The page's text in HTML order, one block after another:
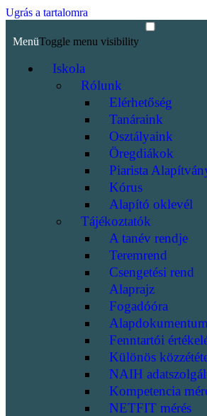
Ugrás a tartalomra
MenüToggle menu visibility
Iskola
Rólunk
Elérhetőség
Tanáraink
Osztályaink
Öregdiákok
Piarista
Kórus
Alapító oklevél
Tájékoztatók
A tanév rendje
Teremrend
Csengetési rend
Alaprajz
Fogadóóra
Fenntartói
Különös
NAIH
Kompetencia
NETFIT mérés